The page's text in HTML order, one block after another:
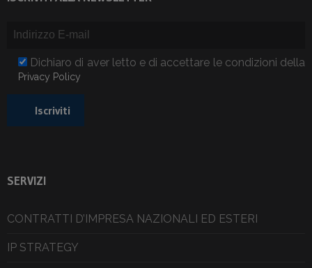
Dichiaro di aver letto e di accettare le condizioni della
Privacy Policy
SERVIZI
CONTRATTI D’IMPRESA NAZIONALI ED ESTERI
IP STRATEGY